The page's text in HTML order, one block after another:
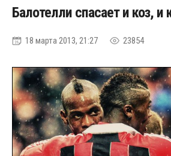
Балотелли спасает и коз, и
18 марта 2013, 21:27 23854